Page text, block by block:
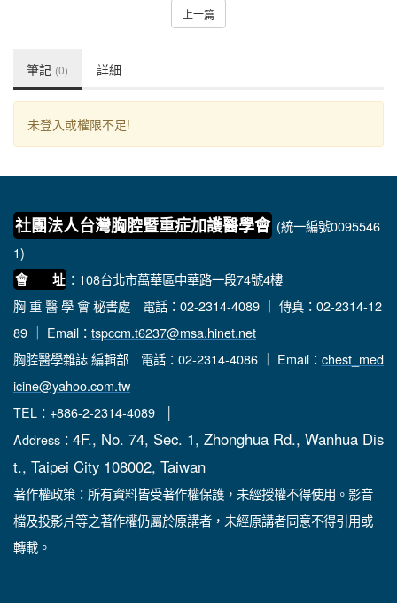
上一篇
筆記 (0) 詳細
未登入或權限不足!
社團法人台灣胸腔暨重症加護醫學會 (統一編號0095546
1)
會 址 ：108台北市萬華區中華路一段74號4樓
胸 重 醫 學 會 秘書處 電話：02-2314-4089 ｜ 傳真：02-2314-12
89 ｜ Email： tspccm.t6237@msa.hinet.net
胸腔醫學雜誌 編輯部 電話：02-2314-4086 ｜ Email： chest_med
icine@yahoo.com.tw
TEL：+886-2-2314-4089 │
Address： 4F., No. 74, Sec. 1, Zhonghua Rd., Wanhua Dis
t., Taipei City 108002, Taiwan
著作權政策：所有資料皆受著作權保護，未經授權不得使用。影音
檔及投影片等之著作權仍屬於原講者，未經原講者同意不得引用或
轉載。